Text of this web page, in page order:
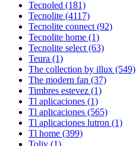
Tecnoled (181)
Tecnolite (4117)
Tecnolite connect (92)
Tecnolite home (1)
Tecnolite select (63)
Teura (1)
The collection by illux (549)
The modern fan (37)
Timbres estevez (1)
Tl aplicaciones (1)
Tl aplicaciones (565)
Tl aplicaciones lutron (1)
Tl home (399)
Toljy (1)